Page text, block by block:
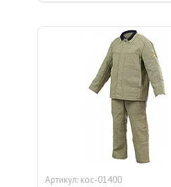
кос-01400